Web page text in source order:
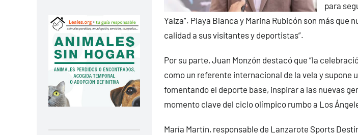
para
Yaiza”. Playa Blanca y Marina Rubicón son más que
calidad a sus visitantes y deportistas”.
Por su parte, Juan Monzón destacó que “la
como un referente internacional de la vela y supone
fomentando el deporte base, inspirar a las nuevas
momento clave del ciclo olímpico rumbo a Los
María Martín, responsable de Lanzarote Sports